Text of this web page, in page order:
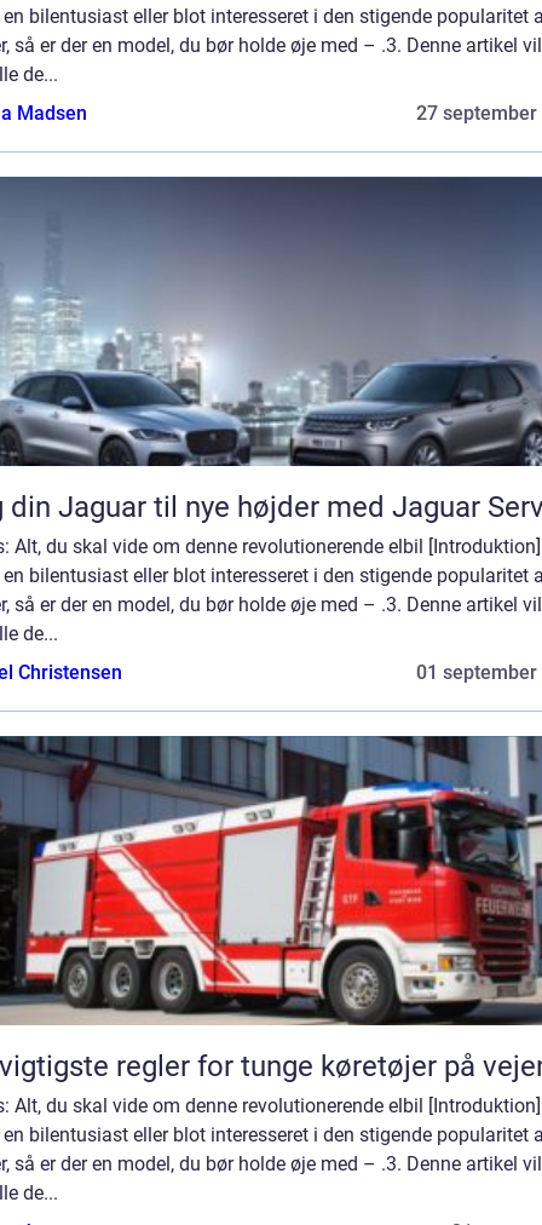
en bilentusiast eller blot interesseret i den stigende popularitet
så er der en model, du bør holde øje med – .3. Denne artikel
de...
Madsen
27 september
din Jaguar til nye højder med Jaguar
Alt, du skal vide om denne revolutionerende elbil
en bilentusiast eller blot interesseret i den stigende popularitet
så er der en model, du bør holde øje med – .3. Denne artikel
de...
Christensen
01 september
regler for tunge køretøjer på
Alt, du skal vide om denne revolutionerende elbil
en bilentusiast eller blot interesseret i den stigende popularitet
så er der en model, du bør holde øje med – .3. Denne artikel
de...